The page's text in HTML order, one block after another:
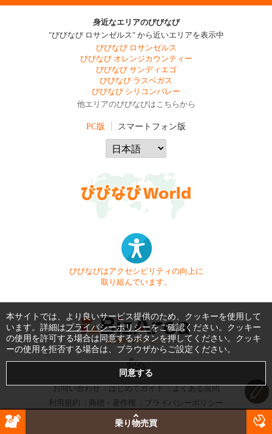
身近なエリアのびびなび
"びびなび ロサンゼルス" から近いエリアを表示中
びびなび ロサンゼルス
びびなび オレンジカウンティー
びびなび サンディエゴ
びびなび ラスベガス
びびなび シリコンバレー
他エリアのびびなびはこちらから
PC版 スマートフォン版
びびなびはアクセシビリティの向上に
取り組んでいます。
- 企業向けサービス -
お問い合わせ はじめてガイド
よくある質問
利用規約
商標・著作権 プライバシーポリシー
Copyright © 1999-2026 Vivid Navigation, Inc. All Rights Reserved.
Server US (45) @ Los Angeles Data Center
乗り物売買
本サイトでは、より良いサービス提供のため、クッキーを使用して
います。詳細はプライバシーポリシーをご確認ください。クッキー
の使用を許可する場合は同意するボタンを押してください。クッキ
ーの使用を拒否する場合は、ブラウザからご設定ください。